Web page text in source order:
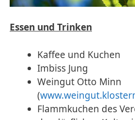
Essen und Trinken
Kaffee und Kuchen
Imbiss Jung
Weingut Otto Minn
(
Flammkuchen des